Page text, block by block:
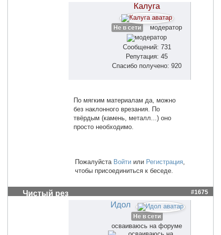
Калуга
Не в сети модератор
Сообщений: 731
Репутация: 45
Спасибо получено: 920
По мягким материалам да, можно
без наклонного врезания. По
твёрдым (камень, металл...) оно
просто необходимо.
Пожалуйста Войти или Регистрация
чтобы присоединиться к беседе.
Чистый рез #1675
Идол
Не в сети
осваиваюсь на форуме